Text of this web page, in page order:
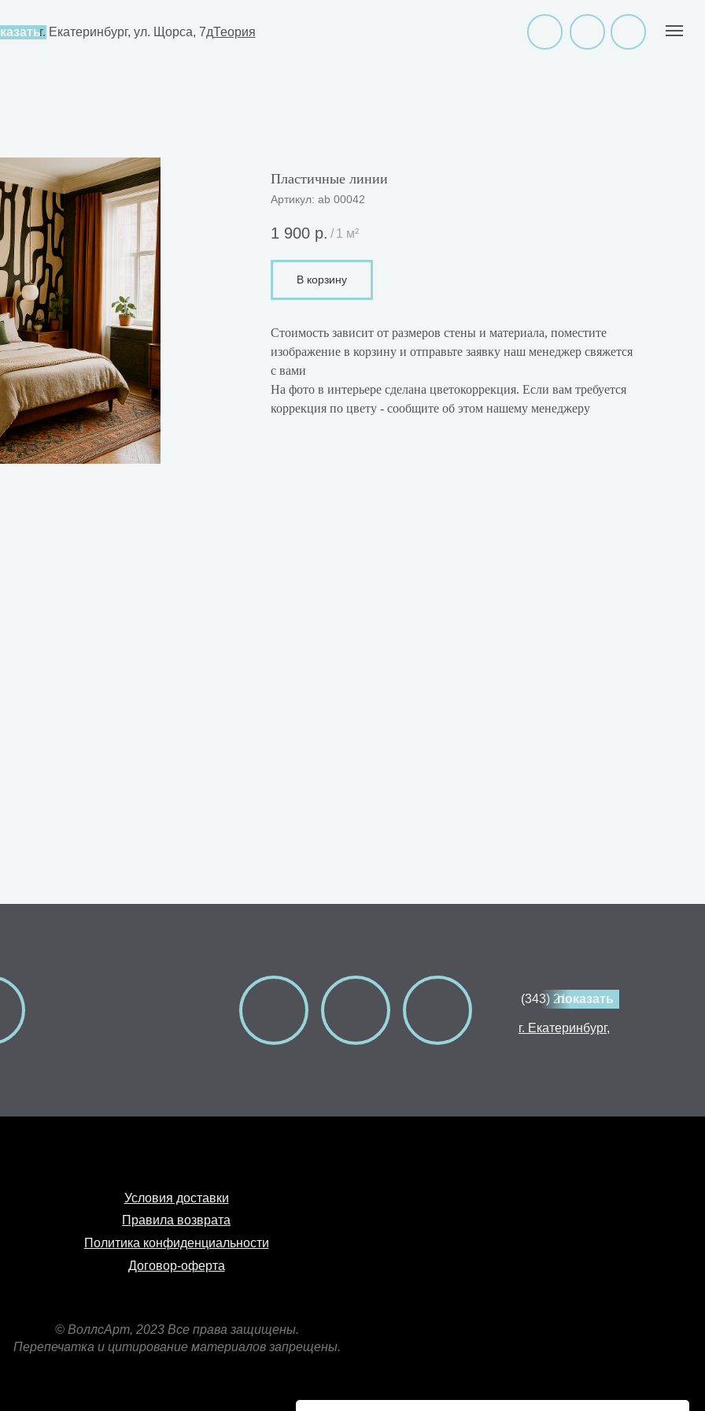
80-30г. Екатеринбург, ул. Щорса, 7дТеория
Пластичные линии
Артикул: ab 00042
1 900 р. / 1 м²
В корзину
Стоимость зависит от размеров стены и материала, поместите
изображение в корзину и отправьте заявку наш менеджер свяжется
с вами
На фото в интерьере сделана цветокоррекция. Если вам требуется
коррекция по цвету - сообщите об этом нашему менеджеру
(343) 214-80-30
показать
г. Екатеринбург,
Политика конфиденциальности
Условия доставки
Правила возврата
Договор-оферта
© ВоллсАрт, 2023 Все права защищены.
Перепечатка и цитирование материалов запрещены.